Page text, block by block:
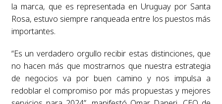
la marca, que es representada en Uruguay por Santa
Rosa, estuvo siempre ranqueada entre los puestos más
importantes.
“Es un verdadero orgullo recibir estas distinciones, que
no hacen más que mostrarnos que nuestra estrategia
de negocios va por buen camino y nos impulsa a
redoblar el compromiso por más propuestas y mejores